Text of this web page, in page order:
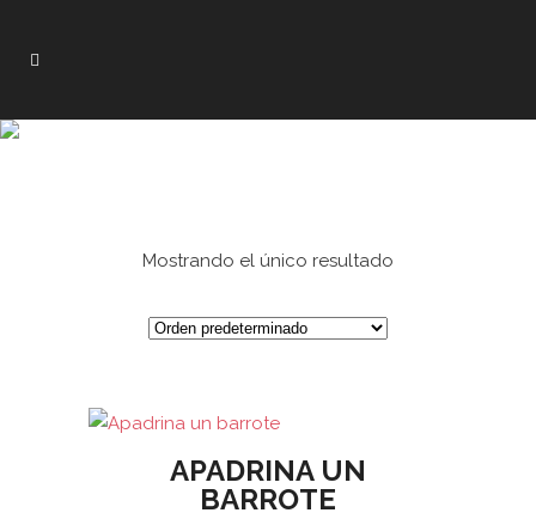
Mostrando el único resultado
APADRINA UN
BARROTE